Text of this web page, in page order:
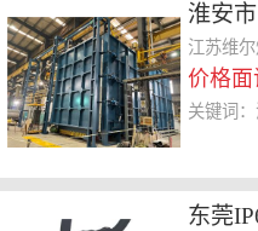
淮安
维尔
江苏维
价格面
东莞